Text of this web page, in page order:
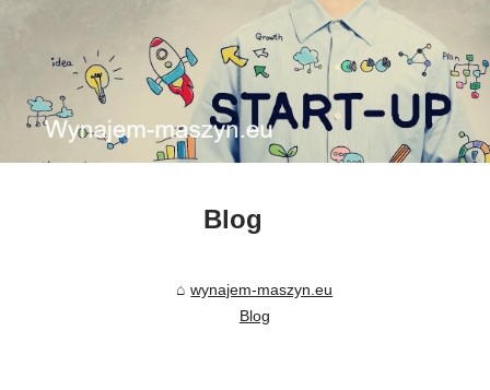
Blog
wynajem-maszyn.eu
Blog